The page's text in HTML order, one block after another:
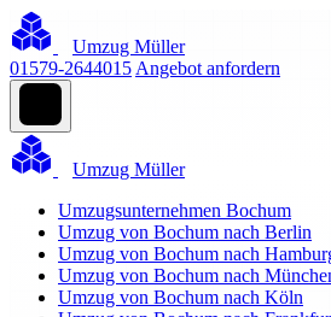
Umzug Müller
01579-2644015 Angebot anfordern
Umzug Müller
Umzugsunternehmen Bochum
Umzug von Bochum nach Berlin
Umzug von Bochum nach
Umzug von Bochum nach
Umzug von Bochum nach Köln